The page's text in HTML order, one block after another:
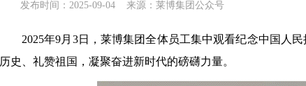
发布时间：2025-09-04 来源：莱博集团公众号
2025年9月3日，莱博集团全体员工集中观看纪念中国人
历史、礼赞祖国，凝聚奋进新时代的磅礴力量。